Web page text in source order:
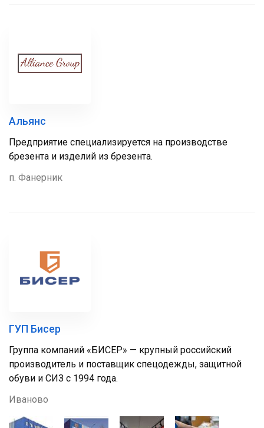
Альянс
Предприятие специализируется на производстве
брезента и изделий из брезента.
п. Фанерник
ГУП Бисер
Группа компаний «БИСЕР» — крупный российский
производитель и поставщик спецодежды, защитной
обуви и СИЗ с 1994 года.
Иваново